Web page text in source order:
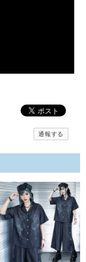
通報する